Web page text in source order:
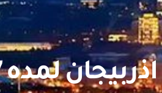
لمده 7 أيام